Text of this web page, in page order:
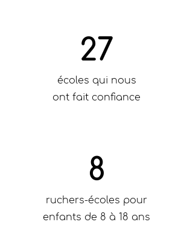
27
écoles qui nous
ont fait confiance
8
ruchers-écoles pour
enfants de 8 à 18 ans